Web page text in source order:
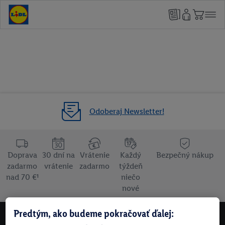
Odoberaj Newsletter!
Doprava
zadarmo
nad 70 €¹
30 dní na
vrátenie
Vrátenie
zadarmo
Každý
týždeň
niečo
nové
Bezpečný nákup
Predtým, ako budeme pokračovať ďalej: